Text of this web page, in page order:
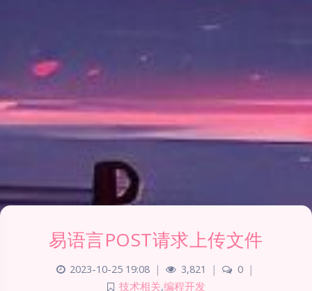
易语言POST请求上传文件
2023-10-25 19:08 | 3,821 | 0
|
技术相关,编程开发